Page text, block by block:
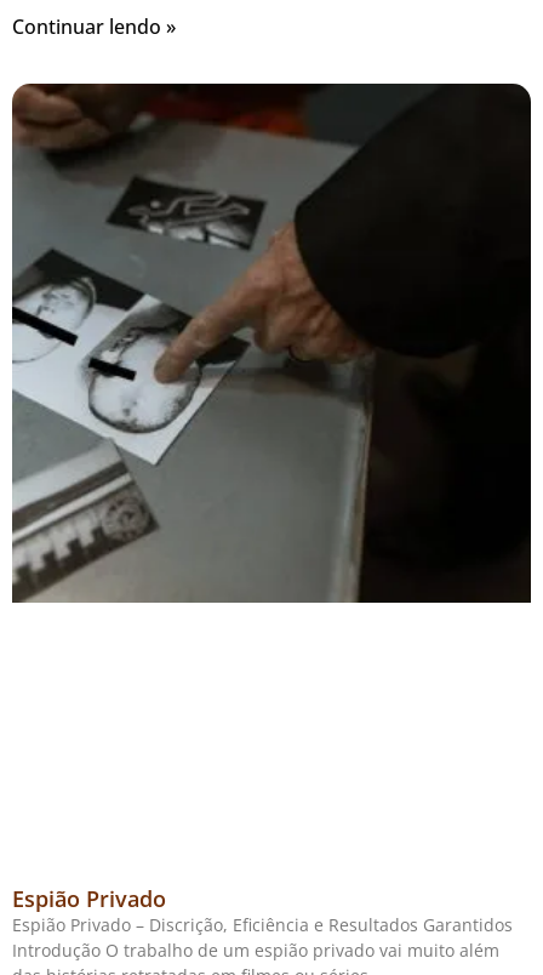
Continuar lendo »
Espião Privado
Espião Privado – Discrição, Eficiência e Resultados Garantidos
Introdução O trabalho de um espião privado vai muito além